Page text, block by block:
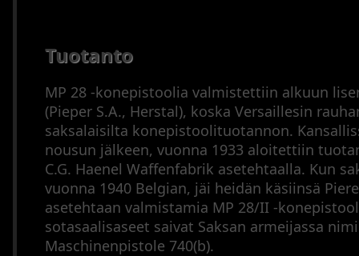
Tuotanto
MP 28 -konepistoolia valmistettiin alkuun
(Pieper S.A., Herstal), koska Versaillesin
saksalaisilta konepistoolituotannon.
nousun jälkeen, vuonna 1933 aloitettiin
C.G. Haenel Waffenfabrik asetehtaalla. Kun
vuonna 1940 Belgian, jäi heidän käsiinsä
asetehtaan valmistamia MP 28/II -
sotasaalisaseet saivat Saksan armeijassa
Maschinenpistole 740(b).